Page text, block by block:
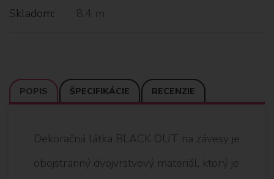
Skladom: 8.4 m
POPIS ŠPECIFIKÁCIE RECENZIE
Dekoračná látka BLACK OUT na závesy je
obojstranný dvojvrstvový materiál, ktorý je